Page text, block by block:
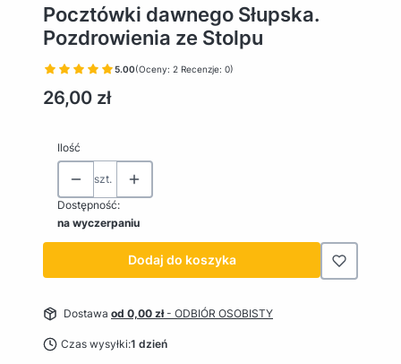
Pocztówki dawnego Słupska.
Pozdrowienia ze Stolpu
5.00(Oceny: 2 Recenzje: 0)
Cena
26,00 zł
Ilość
szt.
Dostępność:
na wyczerpaniu
Dodaj do koszyka
Dostawa od 0,00 zł- ODBIÓR OSOBISTY
Czas wysyłki:1 dzień